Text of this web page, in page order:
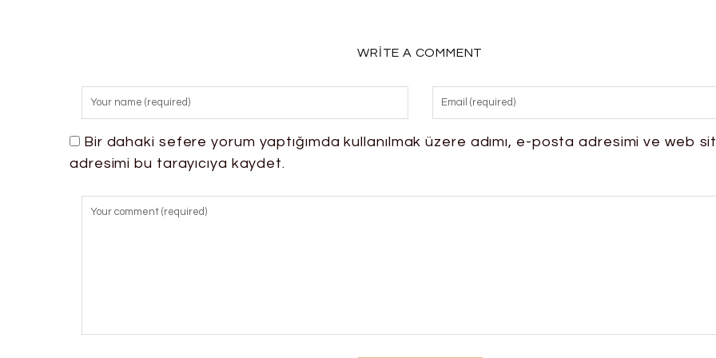
WRITE A COMMENT
Bir dahaki sefere yorum yaptığımda kullanılmak üzere adımı, e-posta adresimi ve web
adresimi bu tarayıcıya kaydet.